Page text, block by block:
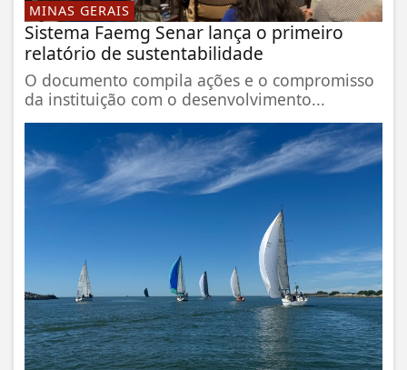
MINAS GERAIS
Sistema Faemg Senar lança o primeiro
relatório de sustentabilidade
O documento compila ações e o compromisso
da instituição com o desenvolvimento...